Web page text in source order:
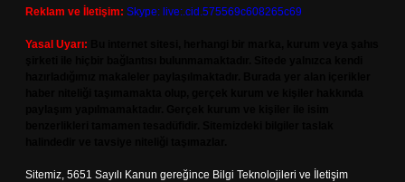
Reklam ve İletişim: Skype: live:.cid.575569c608265c69
Yasal Uyarı:
Sitemiz, 5651 Sayılı Kanun gereğince Bilgi Teknolojileri ve İletişim